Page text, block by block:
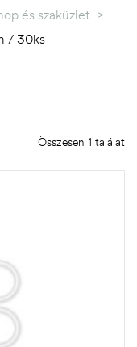
és szaküzlet >
/ 30ks
Összesen 1 találat